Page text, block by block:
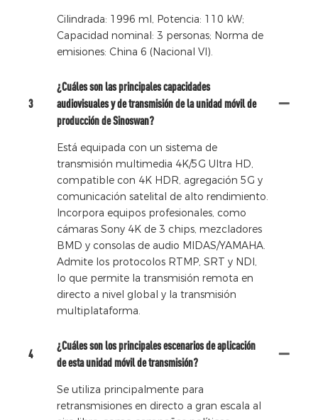
Cilindrada: 1996 ml, Potencia: 110 kW;
Capacidad nominal: 3 personas; Norma de
emisiones: China 6 (Nacional VI).
3
¿Cuáles son las principales capacidades
audiovisuales y de transmisión de la unidad móvil de
producción de Sinoswan?
Está equipada con un sistema de
transmisión multimedia 4K/5G Ultra HD,
compatible con 4K HDR, agregación 5G y
comunicación satelital de alto rendimiento.
Incorpora equipos profesionales, como
cámaras Sony 4K de 3 chips, mezcladores
BMD y consolas de audio MIDAS/YAMAHA.
Admite los protocolos RTMP, SRT y NDI,
lo que permite la transmisión remota en
directo a nivel global y la transmisión
multiplataforma.
4
¿Cuáles son los principales escenarios de aplicación
de esta unidad móvil de transmisión?
Se utiliza principalmente para
retransmisiones en directo a gran escala al